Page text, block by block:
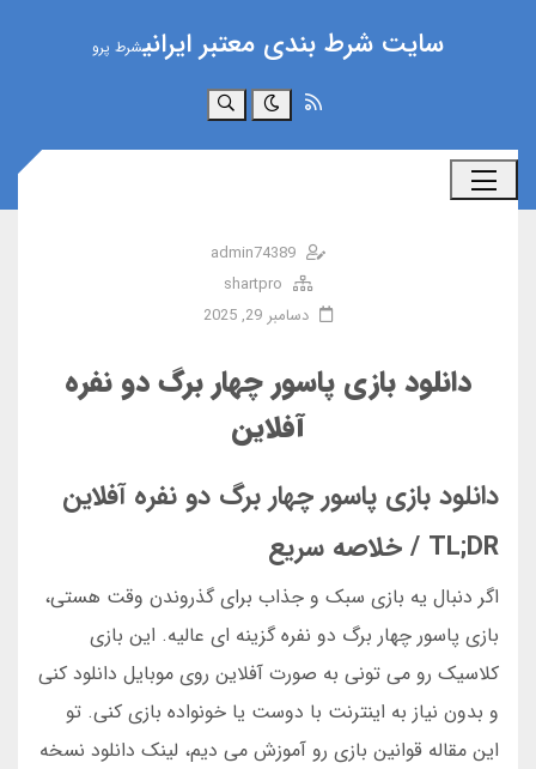
سایت شرط بندی معتبر ایرانیشرط پرو
جستجو
admin74389
shartpro
دسامبر 29, 2025
دانلود بازی پاسور چهار برگ دو نفره
آفلاین
دانلود بازی پاسور چهار برگ دو نفره آفلاین
TL;DR / خلاصه سریع
اگر دنبال یه بازی سبک و جذاب برای گذروندن وقت هستی،
بازی پاسور چهار برگ دو نفره گزینه ای عالیه. این بازی
کلاسیک رو می تونی به صورت آفلاین روی موبایل دانلود کنی
و بدون نیاز به اینترنت با دوست یا خونواده بازی کنی. تو
این مقاله قوانین بازی رو آموزش می دیم، لینک دانلود نسخه